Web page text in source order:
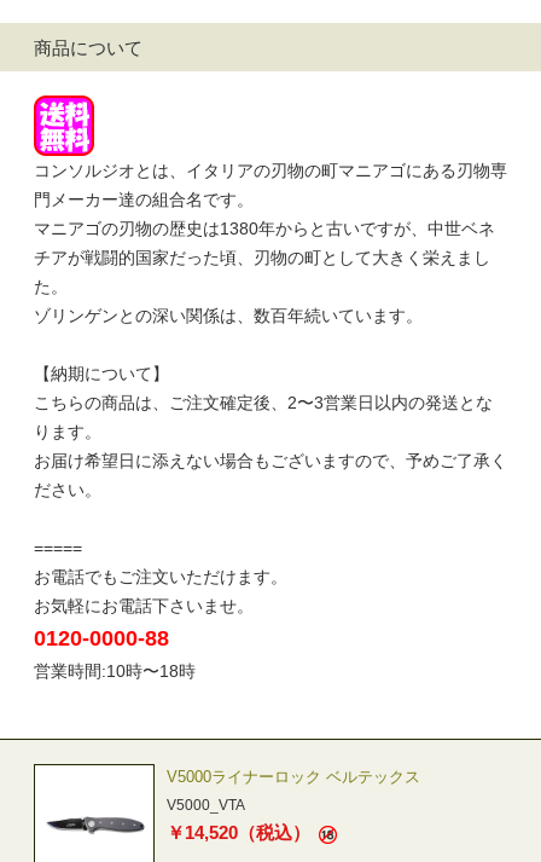
商品について
コンソルジオとは、イタリアの刃物の町マニアゴにある刃物専
門メーカー達の組合名です。
マニアゴの刃物の歴史は1380年からと古いですが、中世ベネ
チアが戦闘的国家だった頃、刃物の町として大きく栄えまし
た。
ゾリンゲンとの深い関係は、数百年続いています。
【納期について】
こちらの商品は、ご注文確定後、2〜3営業日以内の発送とな
ります。
お届け希望日に添えない場合もございますので、予めご了承く
ださい。
=====
お電話でもご注文いただけます。
お気軽にお電話下さいませ。
0120-0000-88
営業時間:10時〜18時
V5000ライナーロック ベルテックス
V5000_VTA
￥14,520 （税込）